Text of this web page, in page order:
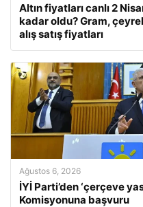
Altın fiyatları canlı 2
kadar oldu? Gram,
alış satış fiyatları
Ağustos 6, 2026
İYİ Parti’den ‘çerçeve
Komisyonuna başvuru